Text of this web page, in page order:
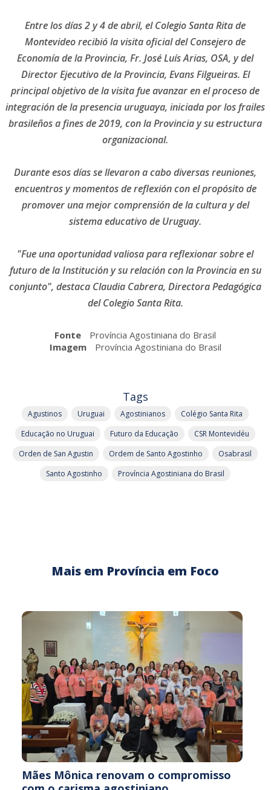
Entre los días 2 y 4 de abril, el Colegio Santa Rita de
Montevideo recibió la visita oficial del Consejero de
Economía de la Provincia, Fr. José Luís Arias, OSA, y del
Director Ejecutivo de la Provincia, Evans Filgueiras. El
principal objetivo de la visita fue avanzar en el proceso de
integración de la presencia uruguaya, iniciada por los frailes
brasileños a fines de 2019, con la Provincia y su estructura
organizacional.
Durante esos días se llevaron a cabo diversas reuniones,
encuentros y momentos de reflexión con el propósito de
promover una mejor comprensión de la cultura y del
sistema educativo de Uruguay.
"Fue una oportunidad valiosa para reflexionar sobre el
futuro de la Institución y su relación con la Provincia en su
conjunto", destaca Claudia Cabrera, Directora Pedagógica
del Colegio Santa Rita.
Fonte
Província Agostiniana do Brasil
Imagem
Província Agostiniana do Brasil
Tags
Agustinos Uruguai Agostinianos
Colégio Santa Rita
Educação no Uruguai
Futuro da Educação
CSR Montevidéu
Orden de San Agustin
Ordem de Santo Agostinho
Osabrasil
Santo Agostinho
Província Agostiniana do Brasil
Mais em Província em Foco
Mães Mônica renovam o compromisso